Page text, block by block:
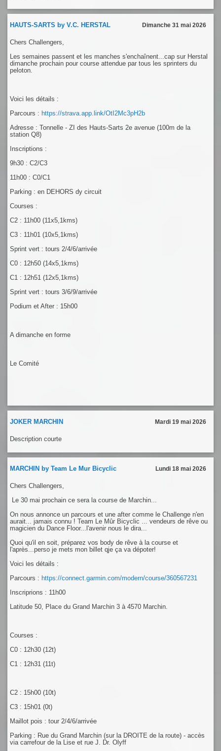
HAUTS-SARTS by V.C. HERSTAL Dimanche 31 mai 2026
Chers Challengers,
Les semaines passent et les manches s'enchaînent...cap sur Herstal
dimanche prochain pour course attendue par tous les sprinters du
peloton.
Voici les détails :
Parcours : https://strava.app.link/OtI2Mc3pH2b
Adresse : Tonnelle - ZI des Hauts-Sarts 2e avenue (100m de la
station Q8)
Inscriptions :
9h30 : C2/C3
11h00 : C0/C1
Parking : en DEHORS dy circuit
Courses :
C2 : 11h00 (11x5,1kms)
C3 : 11h01 (10x5,1kms)
Sprint vert : tours 2/4/6/arrivée
C0 : 12h50 (14x5,1kms)
C1 : 12h51 (12x5,1kms)
Sprint vert : tours 3/6/9/arrivée
Podium et After : 15h00
A dimanche en forme
Le Comité
JOKER MARCHIN Mardi 19 mai 2026
Description courte
MARCHIN by Team Le Mur Bicyclic Lundi 18 mai 2026
Chers Challengers,
Le 30 mai prochain ce sera la course de Marchin...
On nous annonce un parcours et une after comme le Challenge n'en
aurait... jamais connu ! Team Le Mûr Bicyclic ... vendeurs de rêve ou
magicien du Dance Floor...l'avenir nous le dira...
Quoi qu'il en soit, préparez vos body de rêve à la course et
l'après...perso je mets mon billet qje ça va dépoter!
Voici les détails :
Parcours : https://connect.garmin.com/modern/course/360567231
Inscriprions : 11h00
Latitude 50, Place du Grand Marchin 3 à 4570 Marchin.
Courses :
C0 : 12h30 (12t)
C1 : 12h31 (11t)
C2 : 15h00 (10t)
C3 : 15h01 (0t)
Maillot pois : tour 2/4/6/arrivée
Parking : Rue du Grand Marchin (sur la DROITE de la route) - accès
via carrefour de la Lise et rue J. Dr. Olyff